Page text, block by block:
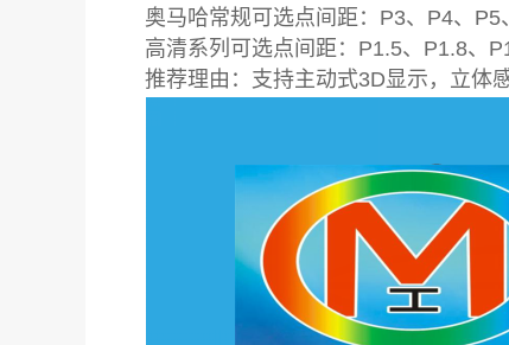
奥马哈常规可选点间距：P3、P4、P5
高清系列可选点间距：P1.5、P1.8、
推荐理由：支持主动式3D显示，立体